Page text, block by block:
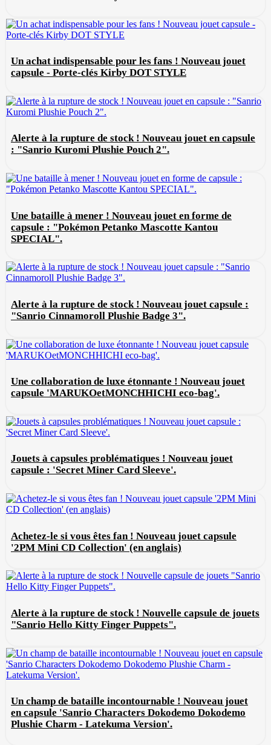
Un achat indispensable pour les fans ! Nouveau jouet
capsule - Porte-clés Kirby DOT STYLE
Alerte à la rupture de stock ! Nouveau jouet en capsule
: "Sanrio Kuromi Plushie Pouch 2".
Une bataille à mener ! Nouveau jouet en forme de
capsule : "Pokémon Petanko Mascotte Kantou
SPECIAL".
Alerte à la rupture de stock ! Nouveau jouet capsule :
"Sanrio Cinnamoroll Plushie Badge 3".
Une collaboration de luxe étonnante ! Nouveau jouet
capsule 'MARUKOetMONCHHICHI eco-bag'.
Jouets à capsules problématiques ! Nouveau jouet
capsule : 'Secret Miner Card Sleeve'.
Achetez-le si vous êtes fan ! Nouveau jouet capsule
'2PM Mini CD Collection' (en anglais)
Alerte à la rupture de stock ! Nouvelle capsule de jouets
"Sanrio Hello Kitty Finger Puppets".
Un champ de bataille incontournable ! Nouveau jouet
en capsule 'Sanrio Characters Dokodemo Dokodemo
Plushie Charm - Latekuma Version'.